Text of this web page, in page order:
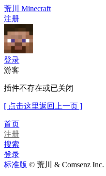
荒川 Minecraft
注册
登录
游客
插件不存在或已关闭
[ 点击这里返回上一页 ]
首页
注册
搜索
登录
标准版 © 荒川 & Comsenz Inc.